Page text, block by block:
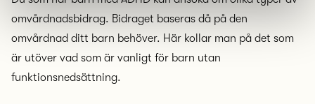
omvårdnadsbidrag. Bidraget baseras då på den
omvårdnad ditt barn behöver. Här kollar man på det som
är utöver vad som är vanligt för barn utan
funktionsnedsättning.